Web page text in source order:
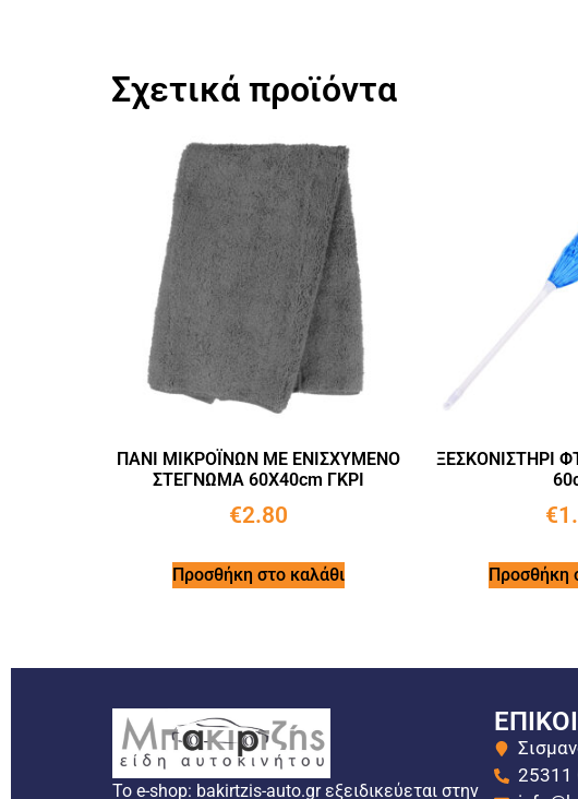
Σχετικά προϊόντα
ΠΑΝΙ ΜΙΚΡΟΪΝΩΝ ΜΕ ΕΝΙΣΧΥΜΕΝΟ
ΣΤΕΓΝΩΜΑ 60X40cm ΓΚΡΙ
€2.80
Προσθήκη στο καλάθι
ΞΕΣΚΟΝΙΣΤΗΡΙ
€
Προσθήκη
Το e-shop: bakirtzis-auto.gr εξειδικεύεται στην
25311